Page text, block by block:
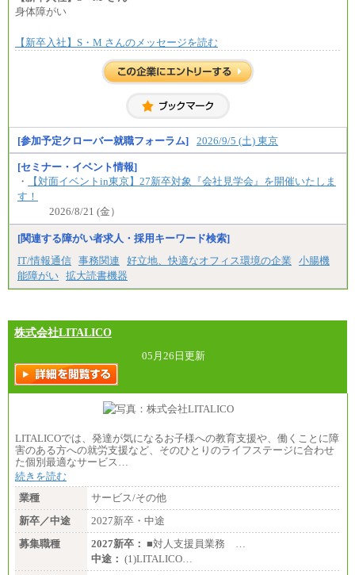
※試用期間中も給与に変更はございません。
身体障がい
【新卒入社】S・M さんのメッセージを読む
[参加予定クローバー就職フォーラム] 2026/9/5 (土) 東京
[セミナー・イベント情報]
・
【対面イベントin東京】27新卒対象『会社見学会』を開催いたしま
す！
2026/8/21 (金）
[関連する障がい者求人・採用キーワード検索]
IT/情報通信 事務関連 好立地、快適なオフィス環境の企業
小腸機
能障がい 拡大読書機器
株式会社LITALICO
05月26日更新
LITALICOでは、発達が気になるお子様への教育支援や、働くことに障
害のある方への就労支援など、そのひとりのライフステージに合わせ
た個別最適なサービス…
続きを読む
業種
サービス/その他
新卒／中途
2027新卒・中途
募集職種
2027新卒： ■対人支援員業務 …
中途： (1)LITALICO…